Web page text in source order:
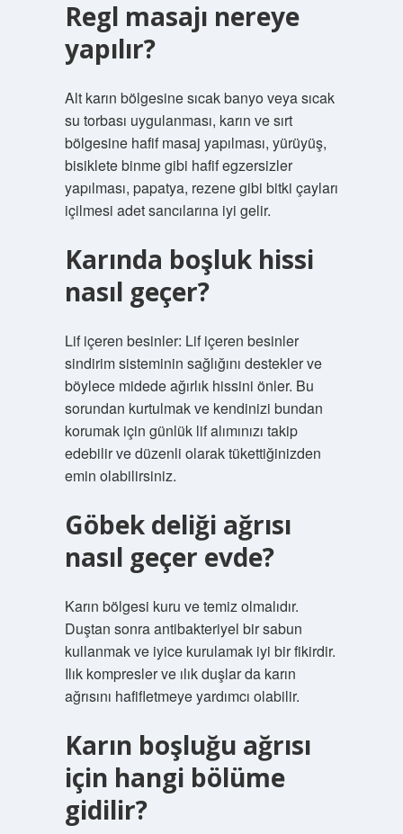
Regl masajı nereye
yapılır?
Alt karın bölgesine sıcak banyo veya sıcak
su torbası uygulanması, karın ve sırt
bölgesine hafif masaj yapılması, yürüyüş,
bisiklete binme gibi hafif egzersizler
yapılması, papatya, rezene gibi bitki çayları
içilmesi adet sancılarına iyi gelir.
Karında boşluk hissi
nasıl geçer?
Lif içeren besinler: Lif içeren besinler
sindirim sisteminin sağlığını destekler ve
böylece midede ağırlık hissini önler. Bu
sorundan kurtulmak ve kendinizi bundan
korumak için günlük lif alımınızı takip
edebilir ve düzenli olarak tükettiğinizden
emin olabilirsiniz.
Göbek deliği ağrısı
nasıl geçer evde?
Karın bölgesi kuru ve temiz olmalıdır.
Duştan sonra antibakteriyel bir sabun
kullanmak ve iyice kurulamak iyi bir fikirdir.
Ilık kompresler ve ılık duşlar da karın
ağrısını hafifletmeye yardımcı olabilir.
Karın boşluğu ağrısı
için hangi bölüme
gidilir?